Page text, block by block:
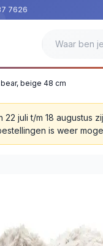
7626
beige 48 cm
22 juli t/m 18 augustus
is weer